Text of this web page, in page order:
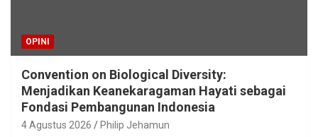
OPINI
Convention on Biological Diversity:
Menjadikan Keanekaragaman Hayati sebagai
Fondasi Pembangunan Indonesia
4 Agustus 2026 Philip Jehamun